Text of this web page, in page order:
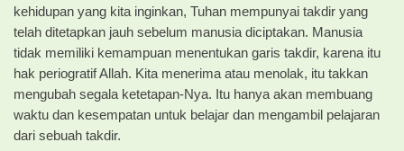
kehidupan yang kita inginkan, Tuhan mempunyai takdir yang
telah ditetapkan jauh sebelum manusia diciptakan. Manusia
tidak memiliki kemampuan menentukan garis takdir, karena itu
hak periogratif Allah. Kita menerima atau menolak, itu takkan
mengubah segala ketetapan-Nya. Itu hanya akan membuang
waktu dan kesempatan untuk belajar dan mengambil pelajaran
dari sebuah takdir.